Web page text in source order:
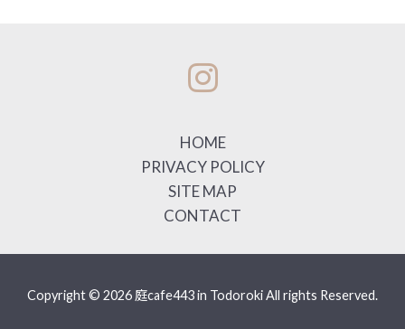
HOME
PRIVACY POLICY
SITE MAP
CONTACT
Copyright © 2026 庭cafe443 in Todoroki All rights Reserved.